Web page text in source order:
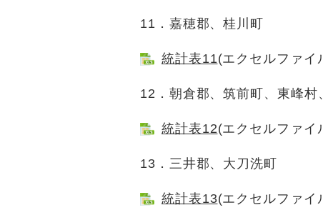
11．嘉穂郡、桂川町
統計表11(エクセルファイ
12．朝倉郡、筑前町、東峰村
統計表12(エクセルファイ
13．三井郡、大刀洗町
統計表13(エクセルファイ